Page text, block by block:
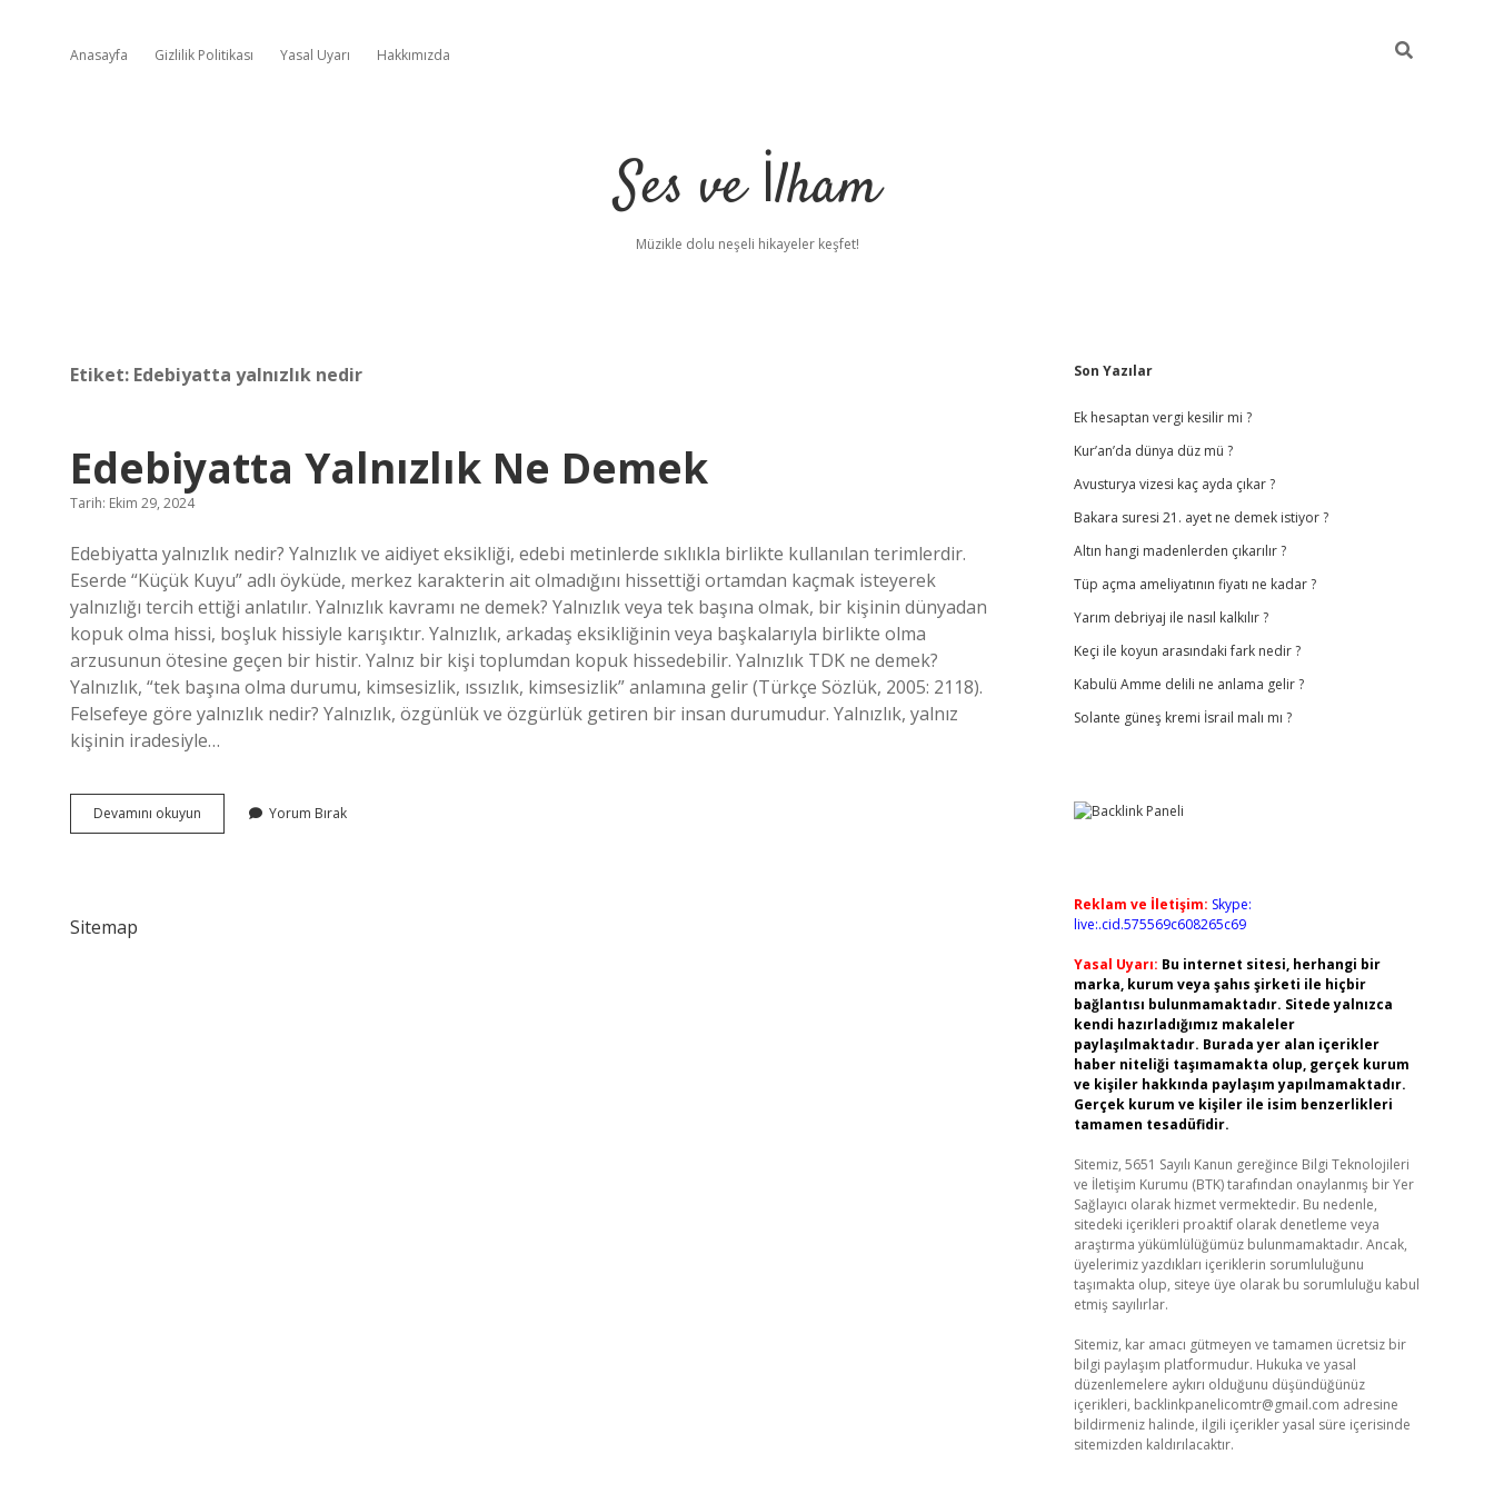
Anasayfa Gizlilik Politikası Yasal Uyarı Hakkımızda
Ses ve İlham
Müzikle dolu neşeli hikayeler keşfet!
Etiket: Edebiyatta yalnızlık nedir
Edebiyatta Yalnızlık Ne Demek
Tarih: Ekim 29, 2024
Edebiyatta yalnızlık nedir? Yalnızlık ve aidiyet eksikliği, edebi metinlerde sıklıkla birlikte kullanılan terimlerdir.
Eserde “Küçük Kuyu” adlı öyküde, merkez karakterin ait olmadığını hissettiği ortamdan kaçmak isteyerek
yalnızlığı tercih ettiği anlatılır. Yalnızlık kavramı ne demek? Yalnızlık veya tek başına olmak, bir kişinin dünyadan
kopuk olma hissi, boşluk hissiyle karışıktır. Yalnızlık, arkadaş eksikliğinin veya başkalarıyla birlikte olma
arzusunun ötesine geçen bir histir. Yalnız bir kişi toplumdan kopuk hissedebilir. Yalnızlık TDK ne demek?
Yalnızlık, “tek başına olma durumu, kimsesizlik, ıssızlık, kimsesizlik” anlamına gelir (Türkçe Sözlük, 2005: 2118).
Felsefeye göre yalnızlık nedir? Yalnızlık, özgünlük ve özgürlük getiren bir insan durumudur. Yalnızlık, yalnız
kişinin iradesiyle…
Devamını okuyun Edebiyatta
Yalnızlık
Yorum Bırak
Sitemap
Sidebar
Son Yazılar
Ek hesaptan vergi kesilir mi ?
Kur’an’da dünya düz mü ?
Avusturya vizesi kaç ayda çıkar ?
Bakara suresi 21. ayet ne demek istiyor ?
Altın hangi madenlerden çıkarılır ?
Tüp açma ameliyatının fiyatı ne kadar ?
Yarım debriyaj ile nasıl kalkılır ?
Keçi ile koyun arasındaki fark nedir ?
Kabulü Amme delili ne anlama gelir ?
Solante güneş kremi İsrail malı mı ?
Reklam ve İletişim: Skype:
live:.cid.575569c608265c69
Yasal Uyarı: Bu internet sitesi, herhangi bir
marka, kurum veya şahıs şirketi ile hiçbir
bağlantısı bulunmamaktadır. Sitede yalnızca
kendi hazırladığımız makaleler
paylaşılmaktadır. Burada yer alan içerikler
haber niteliği taşımamakta olup, gerçek kurum
ve kişiler hakkında paylaşım yapılmamaktadır.
Gerçek kurum ve kişiler ile isim benzerlikleri
tamamen tesadüfidir.
Sitemiz, 5651 Sayılı Kanun gereğince Bilgi Teknolojileri
ve İletişim Kurumu (BTK) tarafından onaylanmış bir Yer
Sağlayıcı olarak hizmet vermektedir. Bu nedenle,
sitedeki içerikleri proaktif olarak denetleme veya
araştırma yükümlülüğümüz bulunmamaktadır. Ancak,
üyelerimiz yazdıkları içeriklerin sorumluluğunu
taşımakta olup, siteye üye olarak bu sorumluluğu kabul
etmiş sayılırlar.
Sitemiz, kar amacı gütmeyen ve tamamen ücretsiz bir
bilgi paylaşım platformudur. Hukuka ve yasal
düzenlemelere aykırı olduğunu düşündüğünüz
içerikleri, backlinkpanelicomtr@gmail.com adresine
bildirmeniz halinde, ilgili içerikler yasal süre içerisinde
sitemizden kaldırılacaktır.